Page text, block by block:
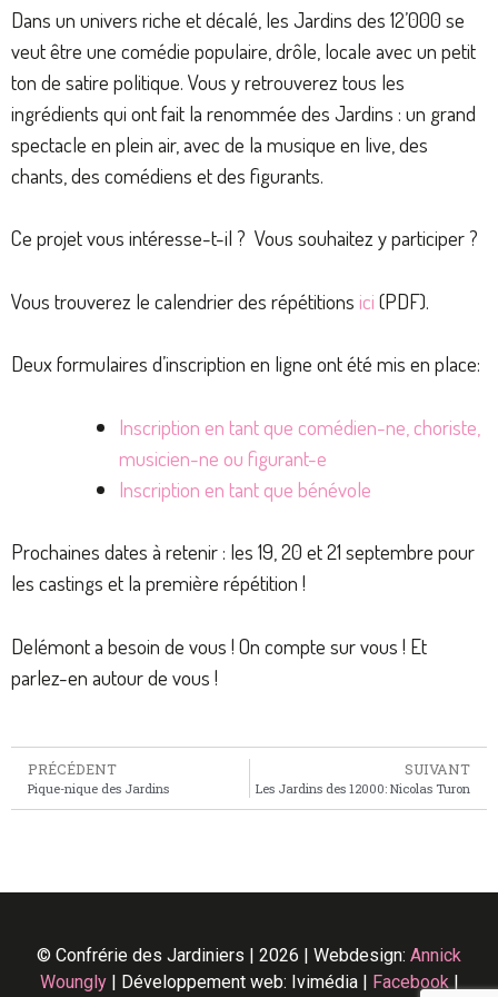
Dans un univers riche et décalé, les Jardins des 12’000 se
veut être une comédie populaire, drôle, locale avec un petit
ton de satire politique. Vous y retrouverez tous les
ingrédients qui ont fait la renommée des Jardins : un grand
spectacle en plein air, avec de la musique en live, des
chants, des comédiens et des figurants.
Ce projet vous intéresse-t-il ? Vous souhaitez y participer ?
Vous trouverez le calendrier des répétitions ici (PDF).
Deux formulaires d’inscription en ligne ont été mis en place:
Inscription en tant que comédien-ne, choriste,
musicien-ne ou figurant-e
Inscription en tant que bénévole
Prochaines dates à retenir : les 19, 20 et 21 septembre pour
les castings et la première répétition !
Delémont a besoin de vous ! On compte sur vous ! Et
parlez-en autour de vous !
PRÉCÉDENT
Pique-nique des Jardins
SUIVANT
Les Jardins des 12000: Nicolas Turon
© Confrérie des Jardiniers | 2026 | Webdesign: Annick
Woungly| Développement web: Ivimédia | Facebook|